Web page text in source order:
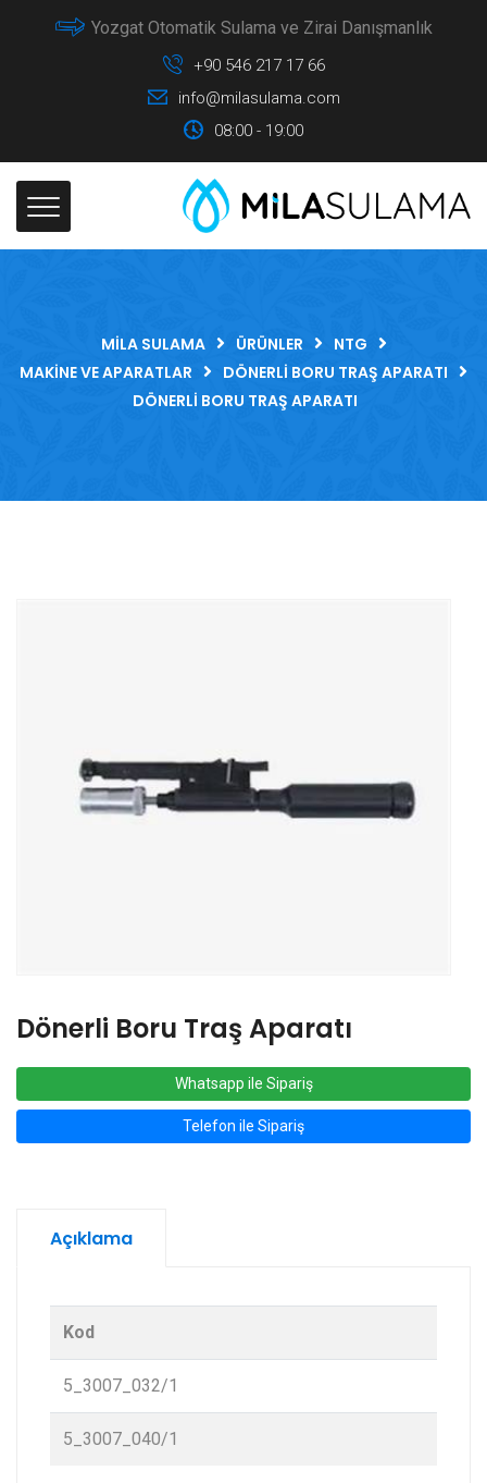
Yozgat Otomatik Sulama ve Zirai Danışmanlık
+90 546 217 17 66
info@milasulama.com
08:00 - 19:00
MILA SULAMA ÜRÜNLER
NTG
MAKINE VE APARATLAR
DÖNERLI BORU TRAŞ APARATI
DÖNERLI BORU TRAŞ APARATI
Dönerli Boru Traş Aparatı
Whatsapp ile Sipariş
Telefon ile Sipariş
Açıklama
Kod
5_3007_032/1
5_3007_040/1